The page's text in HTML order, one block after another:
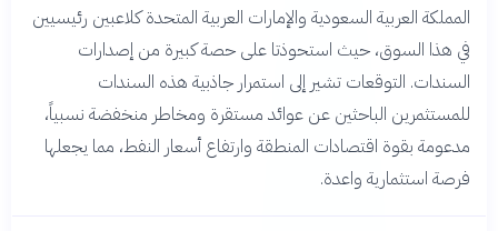
المملكة العربية السعودية والإمارات العربية المتحدة كلاعبين رئيسيين
في هذا السوق، حيث استحوذتا على حصة كبيرة من إصدارات
السندات. التوقعات تشير إلى استمرار جاذبية هذه السندات
للمستثمرين الباحثين عن عوائد مستقرة ومخاطر منخفضة نسبياً،
مدعومة بقوة اقتصادات المنطقة وارتفاع أسعار النفط، مما يجعلها
فرصة استثمارية واعدة.